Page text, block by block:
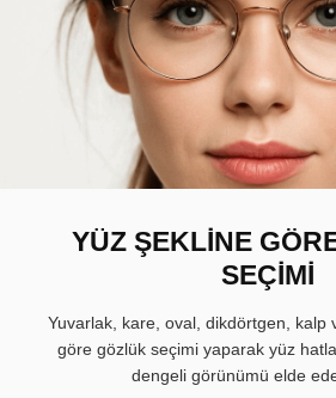
YÜZ ŞEKLİNE
SEÇİMİ
Yuvarlak, kare, oval, dikdörtgen, kalp
göre gözlük seçimi yaparak yüz
dengeli görünümü elde